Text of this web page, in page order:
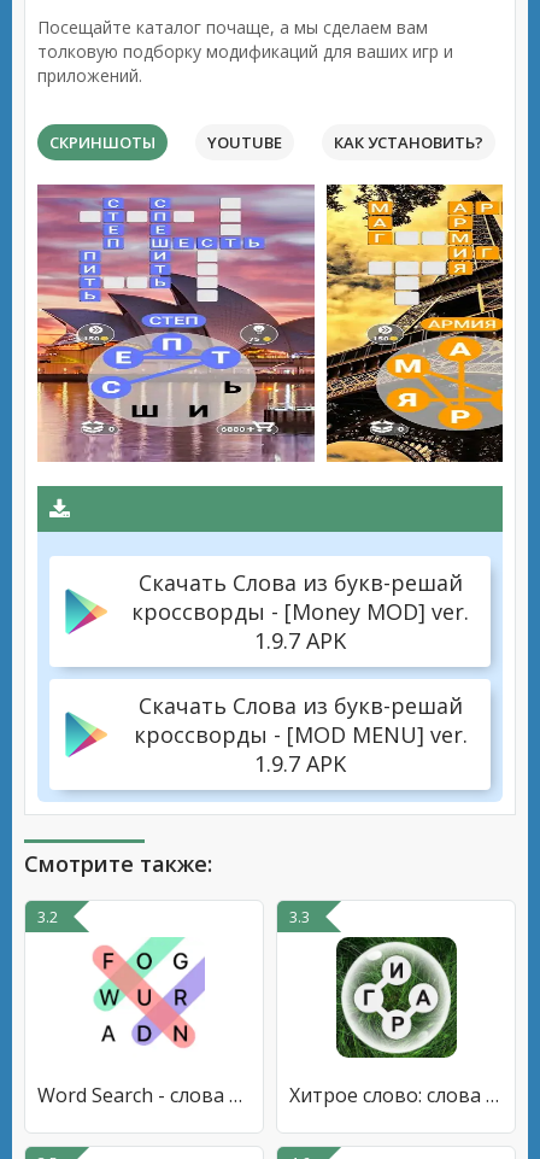
Посещайте каталог почаще, а мы сделаем вам
толковую подборку модификаций для ваших игр и
приложений.
СКРИНШОТЫ YOUTUBE КАК УСТАНОВИТЬ?
Скачать Слова из букв-решай
кроссворды - [Money MOD] ver.
1.9.7 APK
Скачать Слова из букв-решай
кроссворды - [MOD MENU] ver.
1.9.7 APK
Смотрите также:
3.2
Word Search - слова из букв
3.3
Хитрое слово: слова из букв